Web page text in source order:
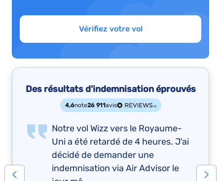
Vérifiez votre vol
Des résultats d'indemnisation éprouvés
4,6note26 911avis
Notre vol Wizz vers le Royaume-
Uni a été retardé de 4 heures. J'ai
décidé de demander une
indemnisation via Air Advisor le